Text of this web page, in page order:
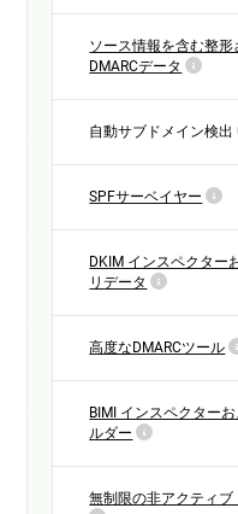
できるよう設計さ
すべての
エン
1,212 US
大規模組織に堅牢
理、そして専用の
数のドメイン、チ
すべての
ソース情報を含む整形
DMARCデータ
自動サブドメイン検出
SPFサーベイヤー
DKIM インスペクター
リデータ
高度なDMARCツール
BIMI インスペクター
ルダー
無制限の非アクティブ